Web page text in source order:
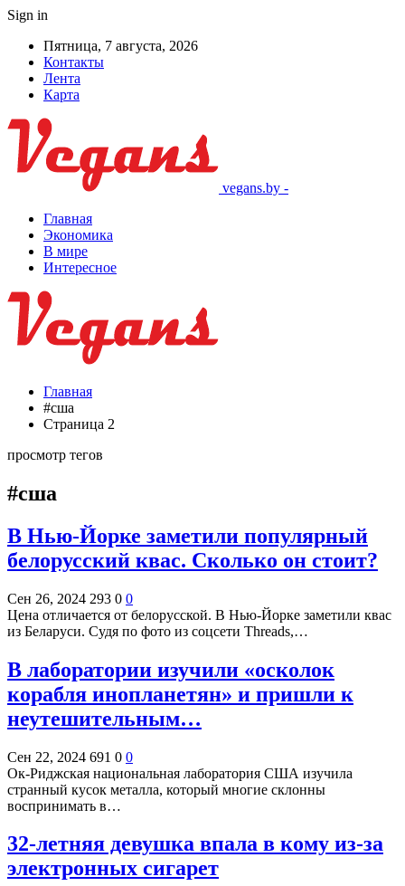
Sign in
Пятница, 7 августа, 2026
Контакты
Лента
Карта
vegans.by -
Главная
Экономика
В мире
Интересное
Главная
#сша
Страница 2
просмотр тегов
#сша
В Нью-Йорке заметили популярный
белорусский квас. Сколько он стоит?
Сен 26, 2024 293 0 0
Цена отличается от белорусской. В Нью-Йорке заметили квас
из Беларуси. Судя по фото из соцсети Threads,…
В лаборатории изучили «осколок
корабля инопланетян» и пришли к
неутешительным…
Сен 22, 2024 691 0 0
Ок-Риджская национальная лаборатория США изучила
странный кусок металла, который многие склонны
воспринимать в…
32-летняя девушка впала в кому из-за
электронных сигарет